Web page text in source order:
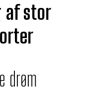
af stor
drøm